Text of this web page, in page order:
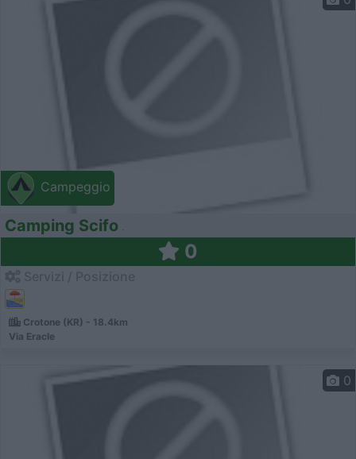
Campeggio
Camping Scifo
0
Crotone (KR) - 18.4km
Via Eracle
0